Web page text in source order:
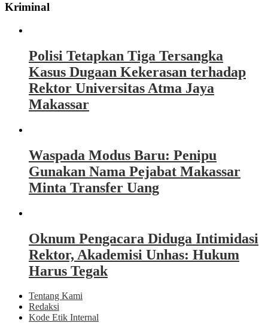
Kriminal
Polisi Tetapkan Tiga Tersangka
Kasus Dugaan Kekerasan terhadap
Rektor Universitas Atma Jaya
Makassar
Waspada Modus Baru: Penipu
Gunakan Nama Pejabat Makassar
Minta Transfer Uang
Oknum Pengacara Diduga Intimidasi
Rektor, Akademisi Unhas: Hukum
Harus Tegak
Tentang Kami
Redaksi
Kode Etik Internal